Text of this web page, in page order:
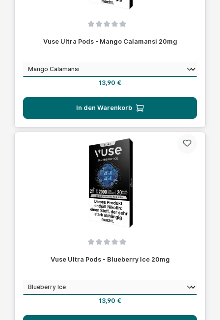
Vuse Ultra Pods - Mango Calamansi 20mg
Geschmackauswählen
Regulärer Preis:
13,90 €
In den Warenkorb
Vuse Ultra Pods - Blueberry Ice 20mg
Geschmack
Regulärer Preis:
13,90 €